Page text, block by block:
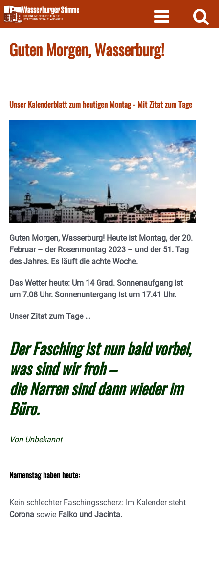
Skip
to
content
Guten Morgen, Wasserburg!
Unser Kalenderblatt zum heutigen Montag - Mit Zitat zum Tage
Guten Morgen, Wasserburg! Heute ist Montag, der 20.
Februar – der Rosenmontag 2023 – und der 51. Tag
des Jahres. Es läuft die achte Woche.
Das Wetter heute: Um 14 Grad. Sonnenaufgang ist
um 7.08 Uhr. Sonnenuntergang ist um 17.41 Uhr.
Unser Zitat zum Tage …
Der Fasching ist nun bald vorbei,
was sind wir froh –
die Narren sind dann wieder im
Büro.
Von Unbekannt
Namenstag haben heute:
Kein schlechter Faschingsscherz: Im Kalender steht
Corona sowie Falko und Jacinta.